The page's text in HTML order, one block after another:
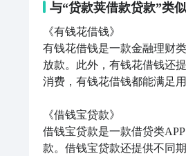
与“贷款荚借款贷款”类
《有钱花借钱》
有钱花借钱是一款金融理财
放款。此外，有钱花借钱还
消费，有钱花借钱都能满足
《借钱宝贷款》
借钱宝贷款是一款借贷类
款。借钱宝贷款还提供不同